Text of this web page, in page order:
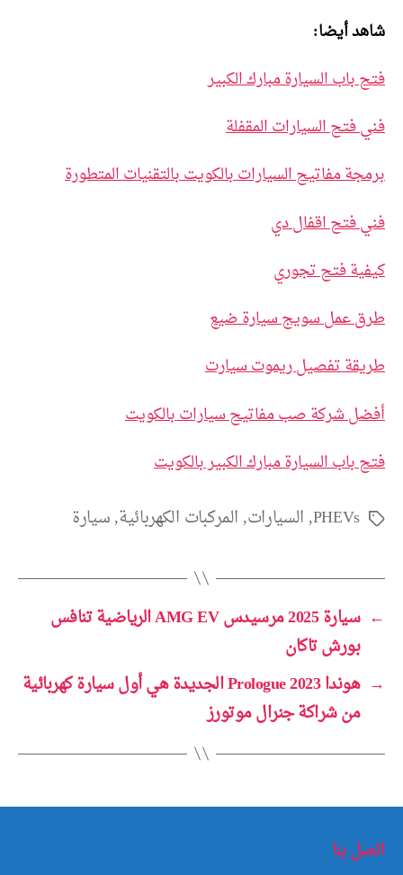
شاهد أيضا:
فتح باب السيارة مبارك الكبير
فني فتح السيارات المقفلة
برمجة مفاتيح السيارات بالكويت بالتقنيات المتطورة
فني فتح اقفال دي
كيفية فتح تجوري
طرق عمل سويج سيارة ضيع
طريقة تفصيل ريموت سيارت
أفضل شركة صب مفاتيح سيارات بالكويت
فتح باب السيارة مبارك الكبير بالكويت
الوسومPHEVs
,السيارات,المركبات الكهربائية,سيارة
←
سيارة 2025 مرسيدس AMG EV الرياضية تنافس
بورش تاكان
→
هوندا Prologue 2023 الجديدة هي أول سيارة كهربائية
من شراكة جنرال موتورز
اتصل بنا